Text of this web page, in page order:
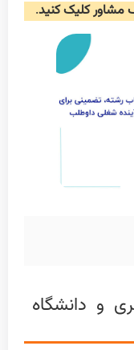
مشاورکلیک کنید.
و دانشگاه